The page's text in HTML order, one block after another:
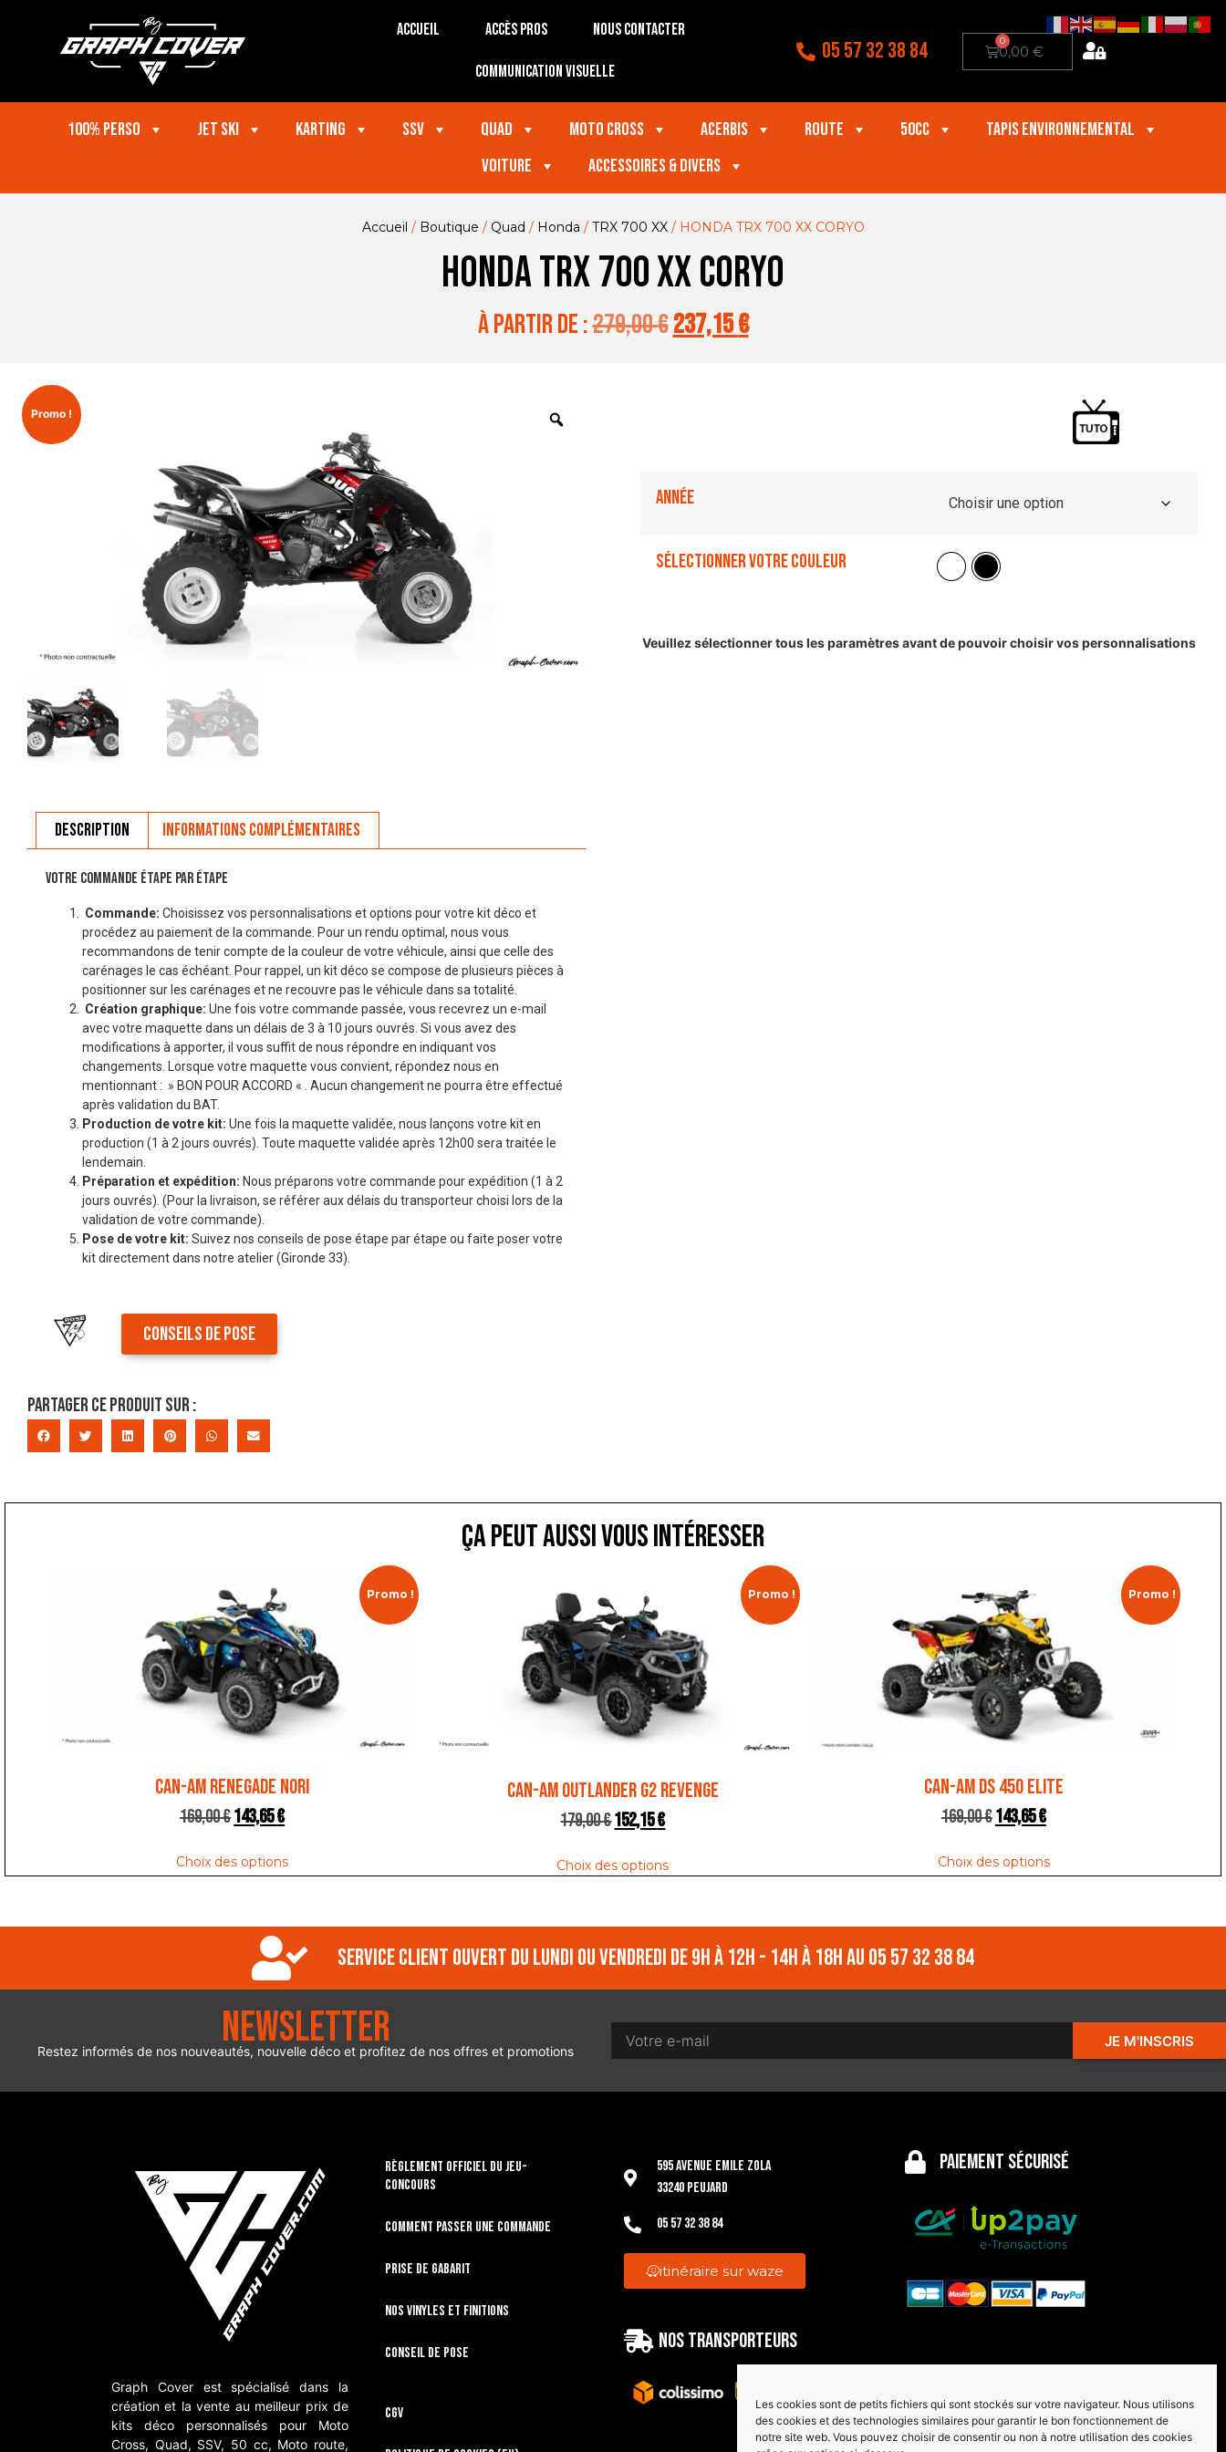
Les cookies sont de petits fichiers qui sont stockés sur votre navigateur. Nous utilisons
des cookies et des technologies similaires pour garantir le bon fonctionnement de
notre site web. Vous pouvez choisir de consentir ou non à notre utilisation des cookies
Accueil Accès Pros Nous contacter
Communication visuelle
05 57 32 38 84 0,00 €
0
100% perso Jet ski Karting SSV Quad Moto Cross Acerbis Route 50cc
Tapis Environnemental
VOITURE
Accessoires & divers
Accueil / Boutique / Quad / Honda / TRX 700 XX/ HONDA TRX 700 XX CORYO
HONDA TRX 700 XX CORYO
à partir de :279,00€237,15€
Promo !
Description Informations complémentaires
VOTRE COMMANDE ÉTAPE PAR ÉTAPE
Commande: Choisissez vos personnalisations et options pour votre kit déco et
procédez au paiement de la commande. Pour un rendu optimal, nous vous
recommandons de tenir compte de la couleur de votre véhicule, ainsi que celle des
carénages le cas échéant. Pour rappel, un kit déco se compose de plusieurs pièces à
positionner sur les carénages et ne recouvre pas le véhicule dans sa totalité.
Création graphique: Une fois votre commande passée, vous recevrez un e-mail
avec votre maquette dans un délais de 3 à 10 jours ouvrés. Si vous avez des
modifications à apporter, il vous suffit de nous répondre en indiquant vos
changements. Lorsque votre maquette vous convient, répondez nous en
mentionnant : » BON POUR ACCORD « . Aucun changement ne pourra être effectué
après validation du BAT.
Production de votre kit: Une fois la maquette validée, nous lançons votre kit en
production (1 à 2 jours ouvrés). Toute maquette validée après 12h00 sera traitée le
lendemain.
Préparation et expédition: Nous préparons votre commande pour expédition (1 à 2
jours ouvrés). (Pour la livraison, se référer aux délais du transporteur choisi lors de la
validation de votre commande).
Pose de votre kit: Suivez nos conseils de pose étape par étape ou faite poser votre
kit directement dans notre atelier (Gironde 33).
CONSEILS DE POSE
Partager ce produit sur :
Année
Sélectionner votre couleur
Veuillez sélectionner tous les paramètres avant de pouvoir choisir vos personnalisations
ça peut aussi vous intéresser
Promo !
CAN-AM RENEGADE NORI
169,00€143,65€
Choix des options
Promo !
CAN-AM OUTLANDER G2 REVENGE
179,00€152,15€
Choix des options
Promo !
CAN-AM DS 450 ELITE
169,00€143,65€
Choix des options
Service client ouvert du lundi ou vendredi de 9h à 12h - 14h à 18h au 05 57 32 38 84
Newsletter
Restez informés de nos nouveautés, nouvelle déco et profitez de nos offres et promotions
JE M'INSCRIS
Graph Cover est spécialisé dans la
création et la vente au meilleur prix de
kits déco personnalisés pour Moto
Cross, Quad, SSV, 50 cc, Moto route,
RÈGLEMENT OFFICIEL DU JEU-
CONCOURS
Comment passer une commande
Prise de gabarit
Nos vinyles et finitions
Conseil de pose
CGV
595 Avenue Emile Zola
33240 Peujard
05 57 32 38 84
itinéraire sur waze
Nos transporteurs
Paiement sécurisé